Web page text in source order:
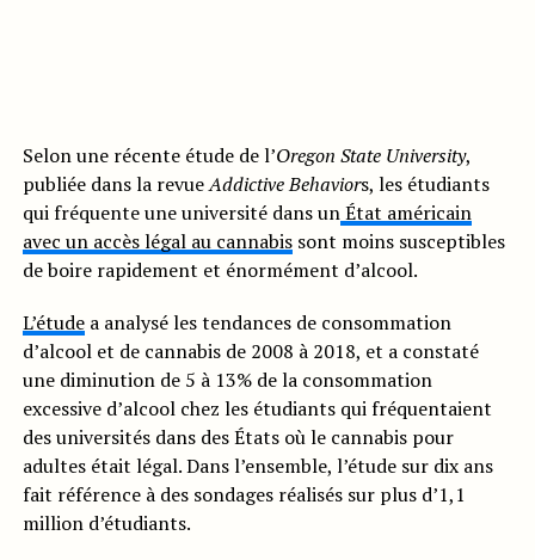
Selon une récente étude de l’Oregon State University,
publiée dans la revueAddictive Behaviors, les étudiants
qui fréquente une université dans unÉtat américain
avec un accès légal au cannabissont moins susceptibles
de boire rapidement et énormément d’alcool.
L’étudea analysé les tendances de consommation
d’alcool et de cannabis de 2008 à 2018, et a constaté
une diminution de 5 à 13% de la consommation
excessive d’alcool chez les étudiants qui fréquentaient
des universités dans des États où le cannabis pour
adultes était légal. Dans l’ensemble, l’étude sur dix ans
fait référence à des sondages réalisés sur plus d’1,1
million d’étudiants.